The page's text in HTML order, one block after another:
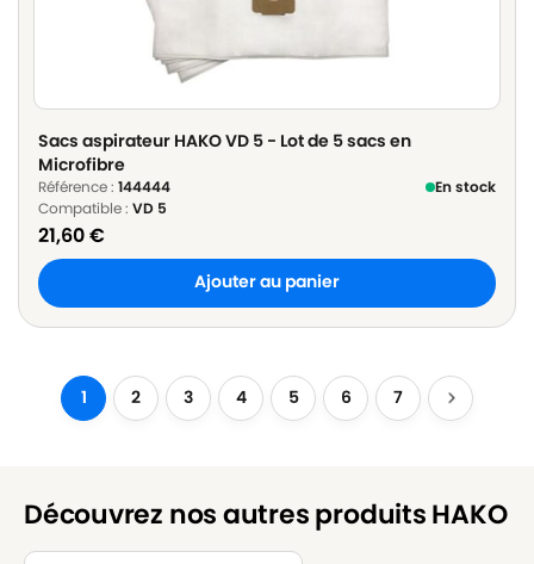
Sacs aspirateur HAKO VD 5 - Lot de 5 sacs en
Microfibre
Référence : 144444
En stock
Compatible : VD 5
21,60€
Ajouter au panier
1 2 3 4 5 6 7
Découvrez nos autres produits HAKO